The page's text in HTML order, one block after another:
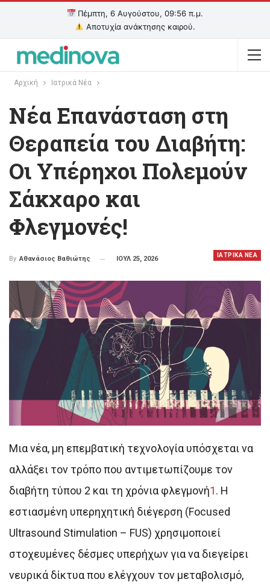
Πέμπτη, 6 Αυγούστου, 09:56 π.μ.
Αποτυχία ανάκτησης καιρού.
Αρχική Ιατρικά Νέα
Νέα Επανάσταση στη
Θεραπεία του Διαβήτη:
Οι Υπέρηχοι Πολεμούν
Σάκχαρο και
Φλεγμονές!
ΙΑΤΡΙΚΑ ΝΕΑ
By Αθανάσιος Βαθιώτης ΙΟΥΛ 25, 2026
Μια νέα, μη επεμβατική τεχνολογία υπόσχεται να
αλλάξει τον τρόπο που αντιμετωπίζουμε τον
διαβήτη τύπου 2 και τη χρόνια φλεγμονή1. Η
εστιασμένη υπερηχητική διέγερση (Focused
Ultrasound Stimulation – FUS) χρησιμοποιεί
στοχευμένες δέσμες υπερήχων για να διεγείρει
νευρικά δίκτυα που ελέγχουν τον μεταβολισμό,